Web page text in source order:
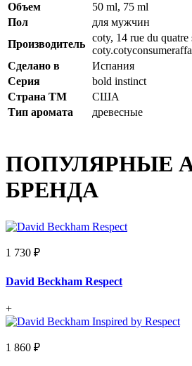
Объем
50 ml, 75 ml
Пол
для мужчин
Производитель
coty, 14 rue du quatre
Сделано в
Испания
Серия
bold instinct
Страна ТМ
США
Тип аромата
древесные
ПОПУЛЯРНЫЕ
БРЕНДА
1 730 ₽
David Beckham Respect
+
1 860 ₽